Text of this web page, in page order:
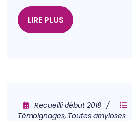
LIRE PLUS
Recueilli début 2018
Témoignages, Toutes amyloses